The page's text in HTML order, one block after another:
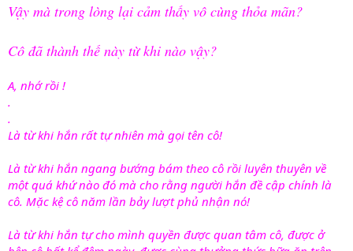
Vậy mà trong lòng lại cảm thấy vô cùng thỏa mãn?
Cô đã thành thế này từ khi nào vậy?
A, nhớ rồi !
.
.
Là từ khi hắn rất tự nhiên mà gọi tên cô!
Là từ khi hắn ngang bướng bám theo cô rồi luyên thuyên về
một quá khứ nào đó mà cho rằng người hắn đề cập chính là
cô. Mặc kệ cô năm lần bảy lượt phủ nhận nó!
Là từ khi hắn tự cho mình quyền được quan tâm cô, được ở